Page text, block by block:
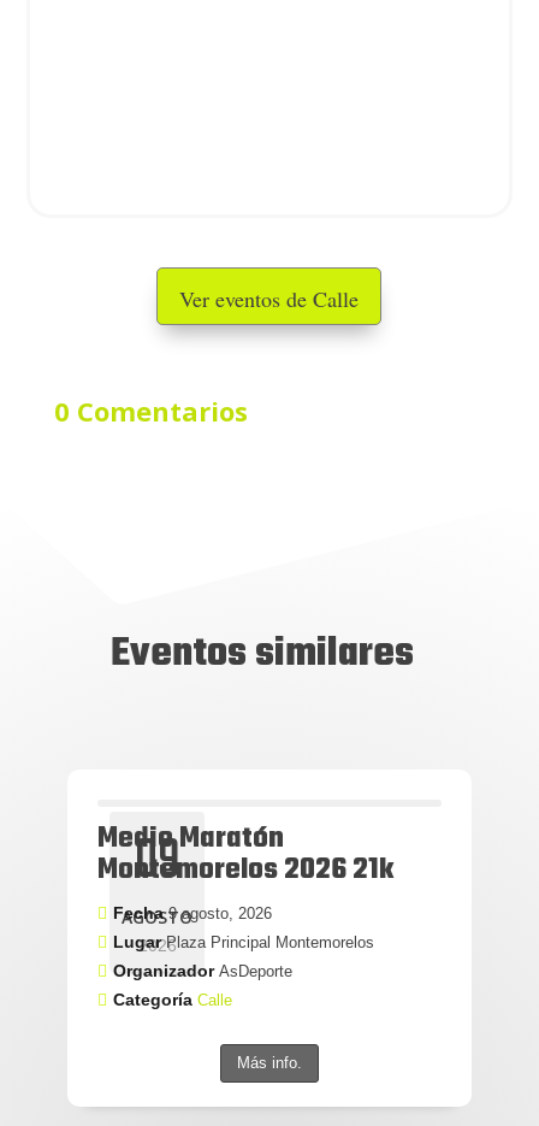
Ver eventos de Calle
0 Comentarios
Eventos similares
09
AGOSTO
2026
Medio Maratón
Montemorelos 2026 21k
Fecha9 agosto, 2026
LugarPlaza Principal Montemorelos
Organizador AsDeporte
Categoría Calle
Más info.